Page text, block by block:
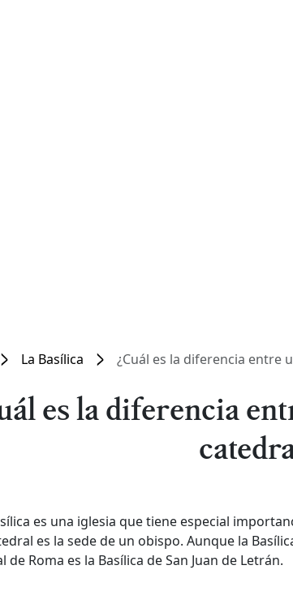
La Basílica ¿Cuál es la diferencia entre
es la diferencia
es una iglesia que tiene especial
es la sede de un obispo. Aunque la
de Roma es la Basílica de San Juan de Letrán.